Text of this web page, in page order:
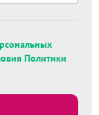
Политики